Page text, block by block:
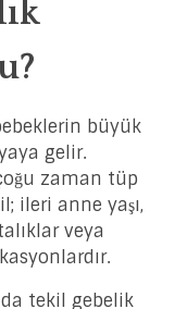
büyük
gelir.
zaman tüp
ileri anne yaşı,
veya
tekil gebelik